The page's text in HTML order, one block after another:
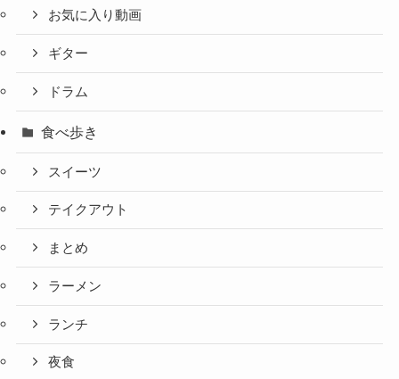
お気に入り動画
ギター
ドラム
食べ歩き
スイーツ
テイクアウト
まとめ
ラーメン
ランチ
夜食